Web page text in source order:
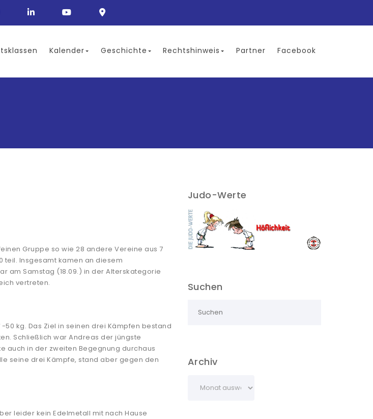
Kalender Geschichte Rechtshinweis Partner Facebook
Gruppe so wie 28 andere Vereine aus 7
teil. Insgesamt kamen an diesem
am Samstag (18.09.) in der Alterskategorie
vertreten.
-50 kg. Das Ziel in seinen drei Kämpfen bestand
Schließlich war Andreas der jüngste
auch in der zweiten Begegnung durchaus
seine drei Kämpfe, stand aber gegen den
leider kein Edelmetall mit nach Hause
Judo-Werte
Suchen
Archiv